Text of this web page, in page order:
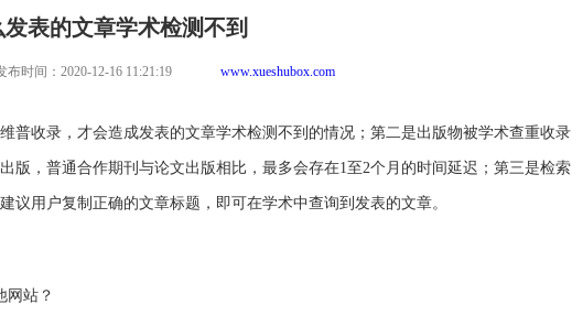
发表的文章学术检测不到
布时间：2020-12-16 11:21:19 www.xueshubox.com
普收录，才会造成发表的文章学术检测不到的情况；第二是出版物被学术查重收录
版，普通合作期刊与论文出版相比，最多会存在1至2个月的时间延迟；第三是检索
用户复制正确的文章标题，即可在学术中查询到发表的文章。
网站？